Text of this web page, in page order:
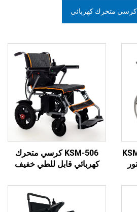
KSM-506 كرسي متحرك
قابل للطي خفيف